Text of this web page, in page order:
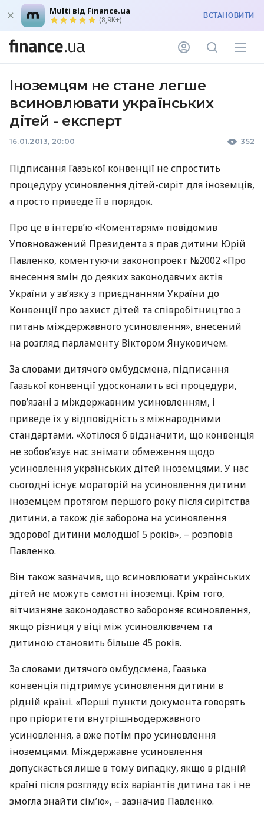
Multi від Finance.ua
(8,9K+) ВСТАНОВИТИ
Іноземцям не стане легше
всиновлювати українських
дітей - експерт
16.01.2013, 20:00 352
Підписання Гаазької конвенції не спростить
процедуру усиновлення дітей-сиріт для іноземців,
а просто приведе її в порядок.
Про це в інтерв’ю «Коментарям» повідомив
Уповноважений Президента з прав дитини Юрій
Павленко, коментуючи законопроект №2002 «Про
внесення змін до деяких законодавчих актів
України у зв’язку з приєднанням України до
Конвенції про захист дітей та співробітництво з
питань міждержавного усиновлення», внесений
на розгляд парламенту Віктором Януковичем.
За словами дитячого омбудсмена, підписання
Гаазької конвенції удосконалить всі процедури,
пов’язані з міждержавним усиновленням, і
приведе їх у відповідність з міжнародними
стандартами. «Хотілося б відзначити, що конвенція
не зобов’язує нас знімати обмеження щодо
усиновлення українських дітей іноземцями. У нас
сьогодні існує мораторій на усиновлення дитини
іноземцем протягом першого року після сирітства
дитини, а також діє заборона на усиновлення
здорової дитини молодшої 5 років», – розповів
Павленко.
Він також зазначив, що всиновлювати українських
дітей не можуть самотні іноземці. Крім того,
вітчизняне законодавство забороняє всиновлення,
якщо різниця у віці між усиновлювачем та
дитиною становить більше 45 років.
За словами дитячого омбудсмена, Гаазька
конвенція підтримує усиновлення дитини в
рідній країні. «Перші пункти документа говорять
про пріоритети внутрішньодержавного
усиновлення, а вже потім про усиновлення
іноземцями. Міждержавне усиновлення
допускається лише в тому випадку, якщо в рідній
країні після розгляду всіх варіантів дитина так і не
змогла знайти сім’ю», – зазначив Павленко.